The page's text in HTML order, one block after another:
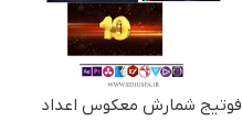
فوتیج شمارش معکوس اعداد